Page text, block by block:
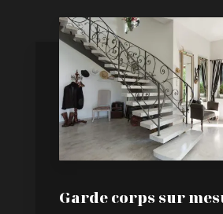
Garde corps sur